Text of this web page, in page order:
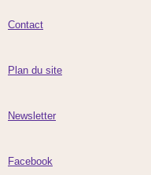
Contact
Plan du site
Newsletter
Facebook